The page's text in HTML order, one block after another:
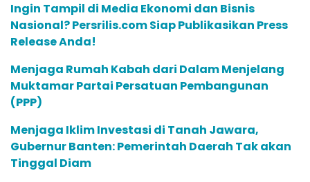
Ingin Tampil di Media Ekonomi dan Bisnis
Nasional? Persrilis.com Siap Publikasikan Press
Release Anda!
Menjaga Rumah Kabah dari Dalam Menjelang
Muktamar Partai Persatuan Pembangunan
(PPP)
Menjaga Iklim Investasi di Tanah Jawara,
Gubernur Banten: Pemerintah Daerah Tak akan
Tinggal Diam